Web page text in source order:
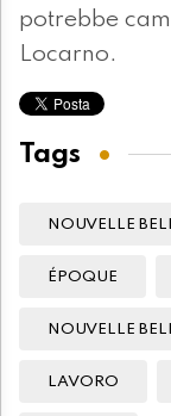
potrebbe
Locarno.
Tags
NOUVELLE
ÉPOQUE
NOUVELLE
LAVORO